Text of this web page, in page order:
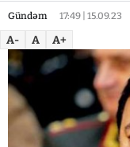
Gündəm 17:49 | 15.09.23
A- A A+